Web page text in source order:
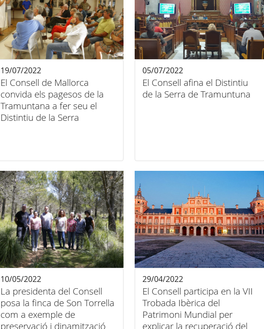
El Consell de Mallorca
convida els pagesos de la
Tramuntana a fer seu el
Distintiu de la Serra
19/07/2022
El Consell afina el Distintiu
de la Serra de Tramuntuna
05/07/2022
La presidenta del Consell
posa la finca de Son Torrella
com a exemple de
preservació i dinamització
10/05/2022
El Consell participa en la VII
Trobada Ibèrica del
Patrimoni Mundial per
explicar la recuperació del
29/04/2022